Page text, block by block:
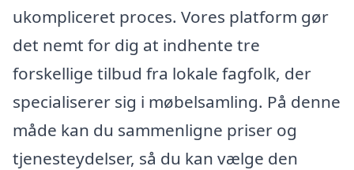
ukompliceret proces. Vores platform gør
det nemt for dig at indhente tre
forskellige tilbud fra lokale fagfolk, der
specialiserer sig i møbelsamling. På denne
måde kan du sammenligne priser og
tjenesteydelser, så du kan vælge den